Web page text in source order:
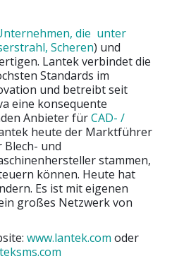
die unter
Scheren) und
Lantek verbindet die
Standards im
und betreibt seit
eine konsequente
Anbieter fürCAD- /
heute der Marktführer
und
stammen,
können. Heute hat
Es ist mit eigenen
großes Netzwerk von
www.lantek.com oder